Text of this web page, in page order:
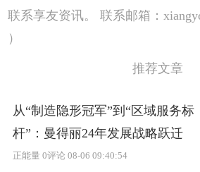
联系享友资讯。 联系邮箱：
）
推荐文章
从“制造隐形冠军”到“区域服务标
杆”：曼得丽24年发展战略跃迁
正能量 0评论 08-06 09:40:54